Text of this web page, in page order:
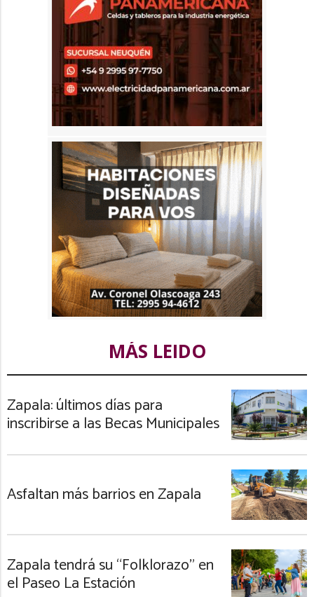
MÁS LEIDO
Zapala: últimos días para
inscribirse a las Becas Municipales
Asfaltan más barrios en Zapala
Zapala tendrá su “Folklorazo” en
el Paseo La Estación